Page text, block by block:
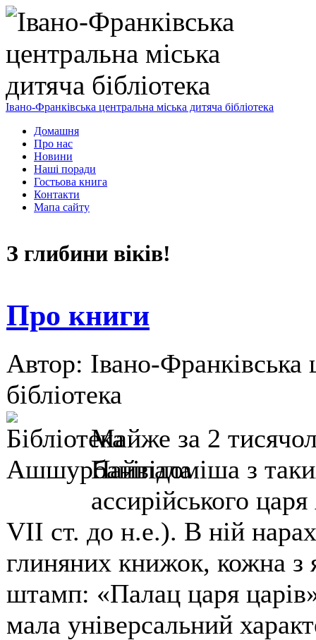
Івано-Франківська центральна міська дитяча бібліотека
Домашня
Про нас
Новини
Наші поради
Гостьова книга
Контакти
Мапа сайту
З глибини віків!
Про книги
Автор: Івано-Франківська
бібліотека
Майже за 2
Найвідоміша з
ассирійського
VII ст. до н.е.). В ній
глиняних книжок, кожна з
штамп: «Палац царя
мала універсальний